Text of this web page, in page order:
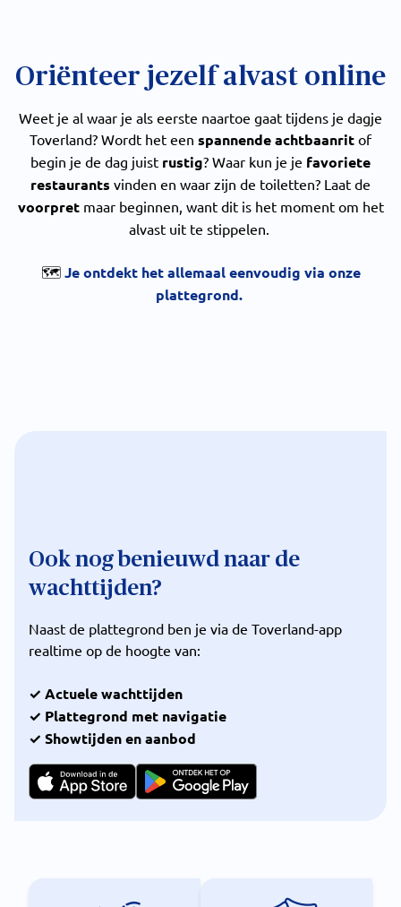
Oriënteer jezelf alvast online
Weet je al waar je als eerste naartoe gaat tijdens je dagje
Toverland? Wordt het een spannende achtbaanrit of
begin je de dag juist rustig? Waar kun je je favoriete
restaurants vinden en waar zijn de toiletten? Laat de
voorpret maar beginnen, want dit is het moment om het
alvast uit te stippelen.
🗺️ Je ontdekt het allemaal eenvoudig via onze
plattegrond.
Ook nog benieuwd naar de
wachttijden?
Naast de plattegrond ben je via de Toverland-app
realtime op de hoogte van:
✓ Actuele wachttijden
✓ Plattegrond met navigatie
✓ Showtijden en aanbod